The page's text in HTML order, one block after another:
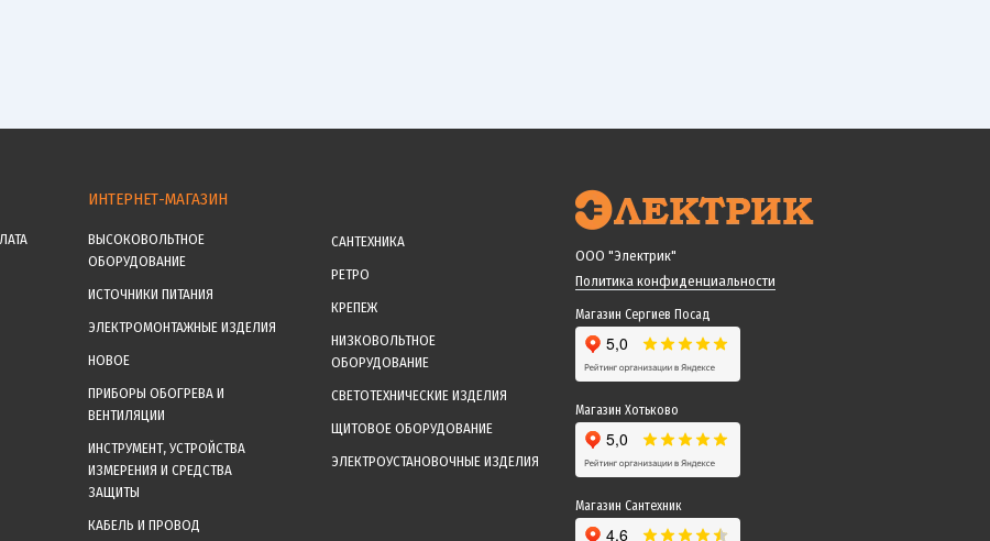
ИНТЕРНЕТ-МАГАЗИН
ВЫСОКОВОЛЬТНОЕ
ОБОРУДОВАНИЕ
ИСТОЧНИКИ ПИТАНИЯ
ЭЛЕКТРОМОНТАЖНЫЕ ИЗДЕЛИЯ
НОВОЕ
ПРИБОРЫ ОБОГРЕВА И
ВЕНТИЛЯЦИИ
ИНСТРУМЕНТ, УСТРОЙСТВА
ИЗМЕРЕНИЯ И СРЕДСТВА
ЗАЩИТЫ
КАБЕЛЬ И ПРОВОД
САНТЕХНИКА
РЕТРО
КРЕПЕЖ
НИЗКОВОЛЬТНОЕ
ОБОРУДОВАНИЕ
СВЕТОТЕХНИЧЕСКИЕ ИЗДЕЛИЯ
ЩИТОВОЕ ОБОРУДОВАНИЕ
ЭЛЕКТРОУСТАНОВОЧНЫЕ ИЗДЕЛИЯ
ООО "Электрик"
Политика конфиденциальности
Магазин Сергиев Посад
Магазин Хотьково
Магазин Сантехник